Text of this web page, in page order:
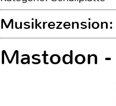
Mastodon